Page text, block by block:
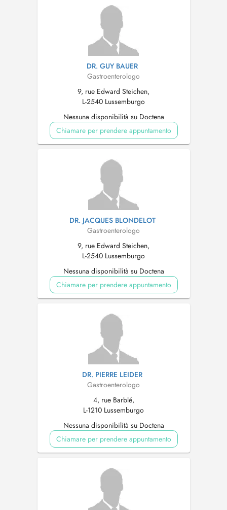
DR. GUY BAUER
Gastroenterologo
9, rue Edward Steichen,
L-2540 Lussemburgo
Nessuna disponibilità su Doctena
Chiamare per prendere appuntamento
DR. JACQUES BLONDELOT
Gastroenterologo
9, rue Edward Steichen,
L-2540 Lussemburgo
Nessuna disponibilità su Doctena
Chiamare per prendere appuntamento
DR. PIERRE LEIDER
Gastroenterologo
4, rue Barblé,
L-1210 Lussemburgo
Nessuna disponibilità su Doctena
Chiamare per prendere appuntamento